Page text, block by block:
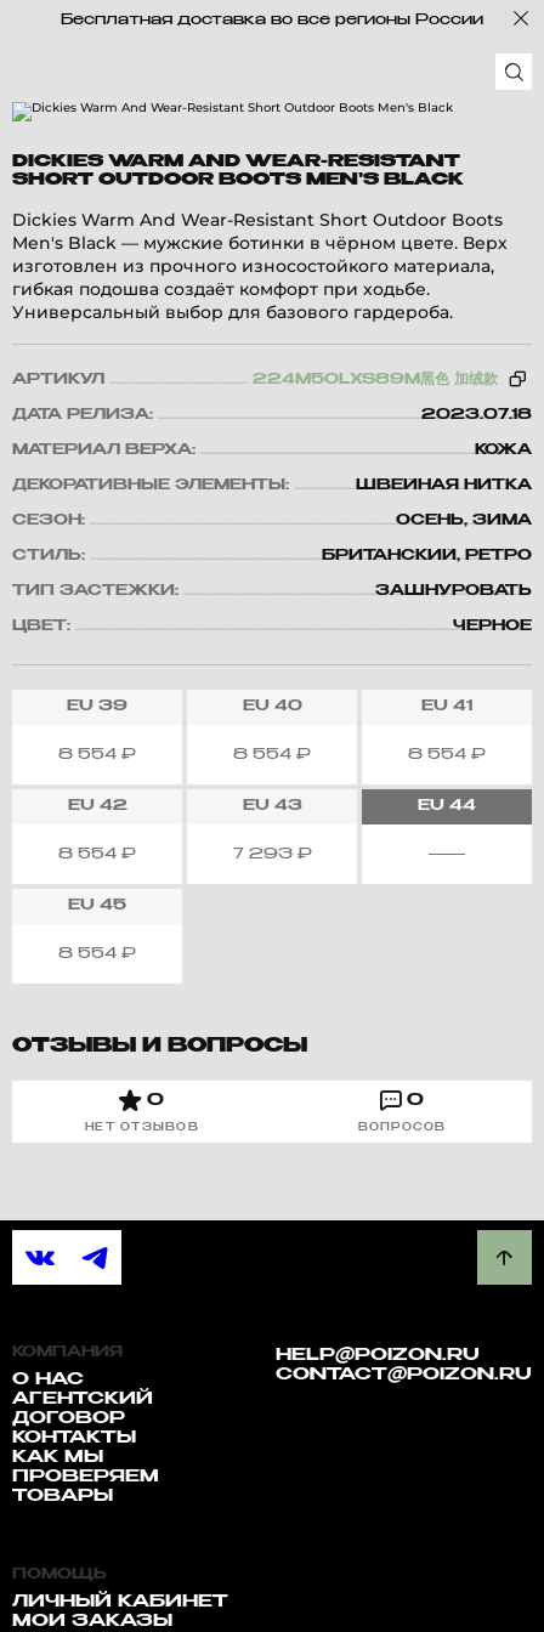
Бесплатная доставка во все регионы России
DICKIES WARM AND WEAR-RESISTANT
SHORT OUTDOOR BOOTS MEN'S BLACK
Dickies Warm And Wear-Resistant Short Outdoor Boots
Men's Black — мужские ботинки в чёрном цвете. Верх
изготовлен из прочного износостойкого материала,
гибкая подошва создаёт комфорт при ходьбе.
Универсальный выбор для базового гардероба.
АРТИКУЛ 224M50LXS89M黑色 加绒款
ДАТА РЕЛИЗА: 2023.07.18
МАТЕРИАЛ ВЕРХА: КОЖА
ДЕКОРАТИВНЫЕ ЭЛЕМЕНТЫ: ШВЕЙНАЯ НИТКА
СЕЗОН: ОСЕНЬ, ЗИМА
СТИЛЬ: БРИТАНСКИЙ, РЕТРО
ТИП ЗАСТЕЖКИ: ЗАШНУРОВАТЬ
ЦВЕТ: ЧЕРНОЕ
EU 39
8 554 ₽
EU40
8 554 ₽
EU 41
8 554 ₽
EU42
8 554 ₽
EU43
7 293 ₽
EU 44
EU 45
8 554 ₽
ОТЗЫВЫ И ВОПРОСЫ
0
НЕТ ОТЗЫВОВ
0
ВОПРОСОВ
КОМПАНИЯ
О НАС
АГЕНТСКИЙ
ДОГОВОР
КОНТАКТЫ
КАК МЫ
ПРОВЕРЯЕМ
ТОВАРЫ
HELP@POIZON.RU
CONTACT@POIZON.RU
ПОМОЩЬ
ЛИЧНЫЙ КАБИНЕТ
МОИ ЗАКАЗЫ